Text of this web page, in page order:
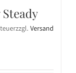
zzgl.Versand